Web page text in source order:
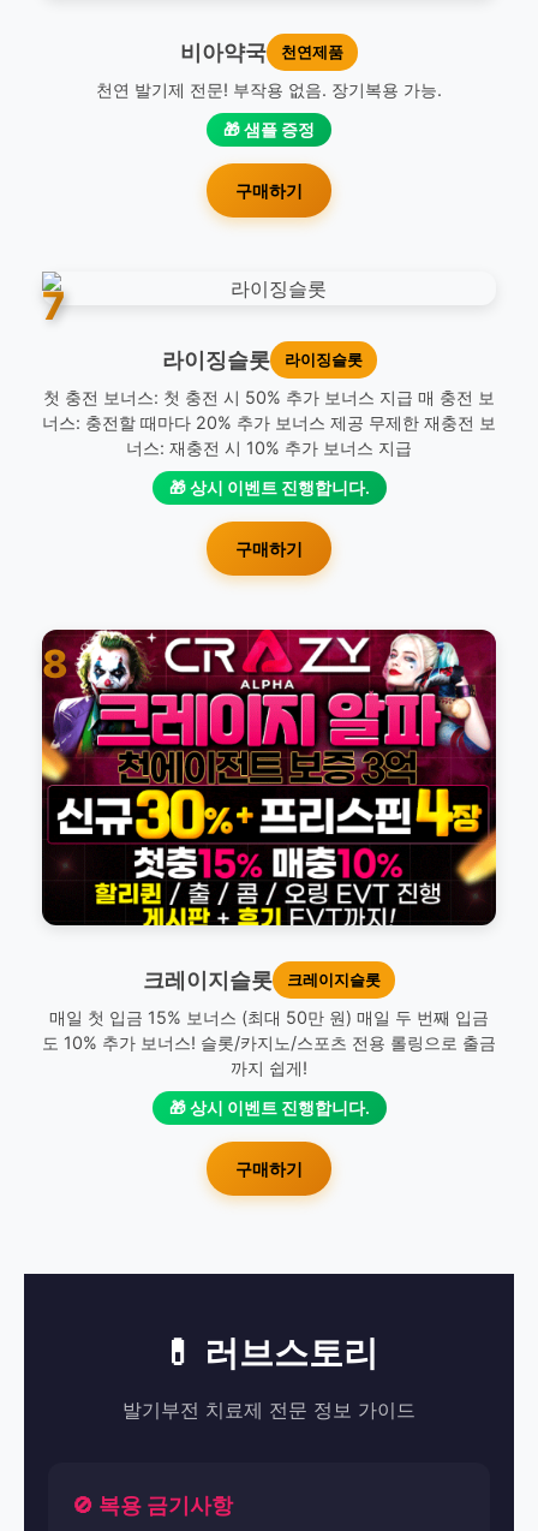
비아약국 천연제품
천연 발기제 전문! 부작용 없음. 장기복용 가능.
🎁 샘플 증정
구매하기
7
라이징슬롯 라이징슬롯
첫 충전 보너스: 첫 충전 시 50% 추가 보너스 지급 매 충전 보
너스: 충전할 때마다 20% 추가 보너스 제공 무제한 재충전 보
너스: 재충전 시 10% 추가 보너스 지급
🎁 상시 이벤트 진행합니다.
구매하기
8
크레이지슬롯 크레이지슬롯
매일 첫 입금 15% 보너스 (최대 50만 원) 매일 두 번째 입금
도 10% 추가 보너스! 슬롯/카지노/스포츠 전용 롤링으로 출금
까지 쉽게!
🎁 상시 이벤트 진행합니다.
구매하기
💊 러브스토리
발기부전 치료제 전문 정보 가이드
🚫 복용 금기사항